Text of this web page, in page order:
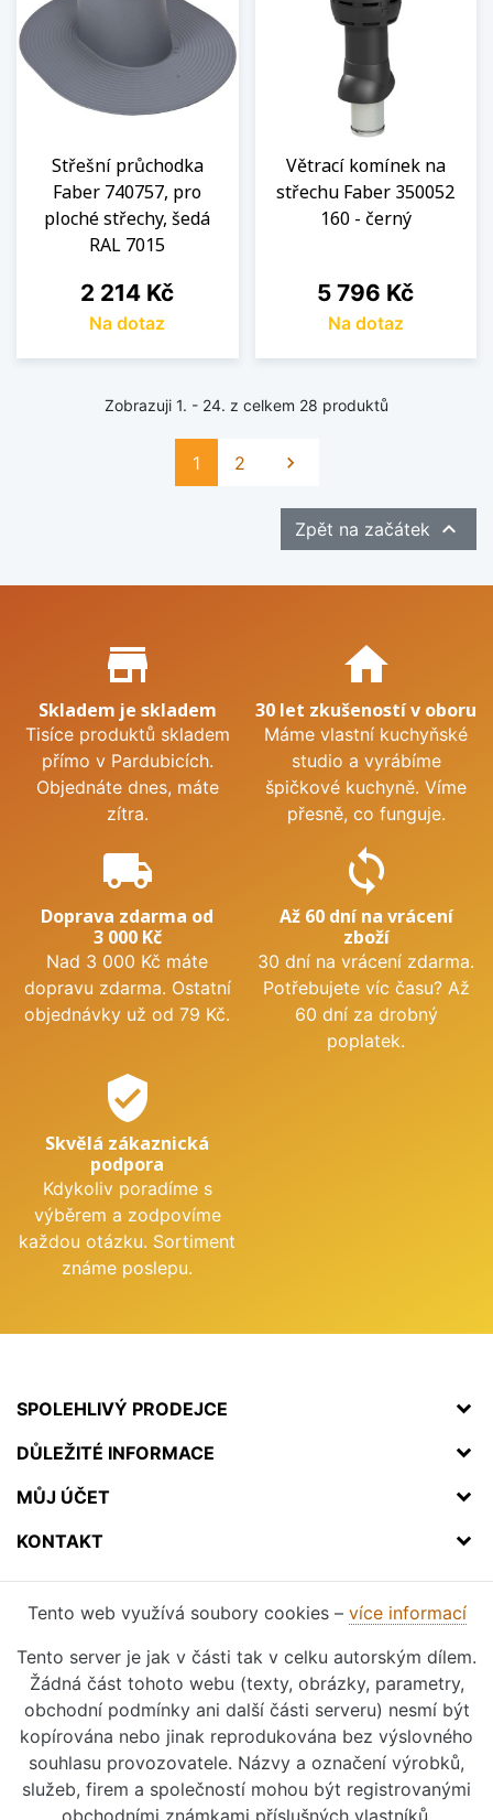
Střešní průchodka
Faber 740757, pro
ploché střechy, šedá
RAL 7015
Cena
2 214 Kč
Na dotaz
Větrací komínek na
střechu Faber 350052
160 - černý
Cena
5 796 Kč
Na dotaz
Zobrazuji 1. - 24. z celkem 28 produktů
1 2 Další

Zpět na začátek 
Proč nakupovat u nás?
store_mall_directory
Skladem je skladem
Tisíce produktů skladem
přímo v Pardubicích.
Objednáte dnes, máte
zítra.
home
30 let zkušeností v oboru
Máme vlastní kuchyňské
studio a vyrábíme
špičkové kuchyně. Víme
přesně, co funguje.
local_shipping
Doprava zdarma od
3 000 Kč
Nad 3 000 Kč máte
dopravu zdarma. Ostatní
objednávky už od 79 Kč.
sync
Až 60 dní na vrácení
zboží
30 dní na vrácení zdarma.
Potřebujete víc času? Až
60 dní za drobný
poplatek.
verified_user
Skvělá zákaznická
podpora
Kdykoliv poradíme s
výběrem a zodpovíme
každou otázku. Sortiment
známe poslepu.
SPOLEHLIVÝ PRODEJCE
DŮLEŽITÉ INFORMACE
MŮJ ÚČET
KONTAKT
Tento web využívá soubory cookies – více informací
Tento server je jak v části tak v celku autorským dílem.
Žádná část tohoto webu (texty, obrázky, parametry,
obchodní podmínky ani další části serveru) nesmí být
kopírována nebo jinak reprodukována bez výslovného
souhlasu provozovatele. Názvy a označení výrobků,
služeb, firem a společností mohou být registrovanými
obchodními známkami příslušných vlastníků.